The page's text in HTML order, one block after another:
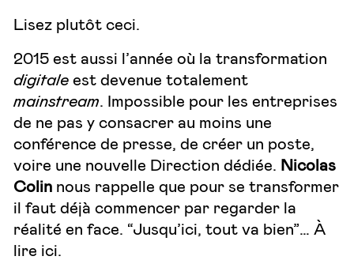
Lisez plutôt ceci
2015 est aussi l’année où la transformation
digitale est devenue totalement
mainstream . Impossible pour les entreprises
de ne pas y consacrer au moins une
conférence de presse, de créer un poste,
voire une nouvelle Direction dédiée. Nicolas
Colin nous rappelle que pour se transformer
il faut déjà commencer par regarder la
réalité en face. “Jusqu’ici, tout va bien”… À
lire ici